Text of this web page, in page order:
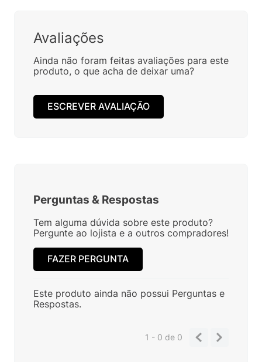
Avaliações
Ainda não foram feitas avaliações para este
produto, o que acha de deixar uma?
ESCREVER AVALIAÇÃO
Perguntas & Respostas
Tem alguma dúvida sobre este produto?
Pergunte ao lojista e a outros compradores!
FAZER PERGUNTA
Este produto ainda não possui Perguntas e
Respostas.
1 - 0de 0